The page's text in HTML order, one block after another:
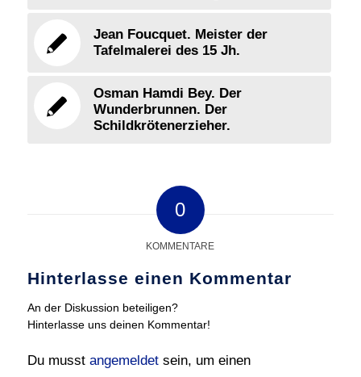
Jean Foucquet. Meister der
Tafelmalerei des 15 Jh.
Osman Hamdi Bey. Der
Wunderbrunnen. Der
Schildkrötenerzieher.
0
KOMMENTARE
Hinterlasse einen Kommentar
An der Diskussion beteiligen?
Hinterlasse uns deinen Kommentar!
Du musst angemeldetsein, um einen